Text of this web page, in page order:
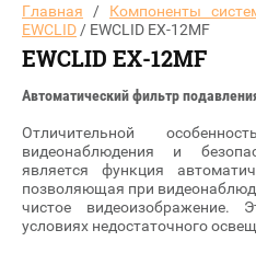
Главная / Компоненты
EWCLID / EWCLID EX-12MF
EWCLID EX-12MF
Автоматический фильтр
Отличительной
видеонаблюдения и
является функция
позволяющая при
чистое видеоизображение.
условиях недостаточного